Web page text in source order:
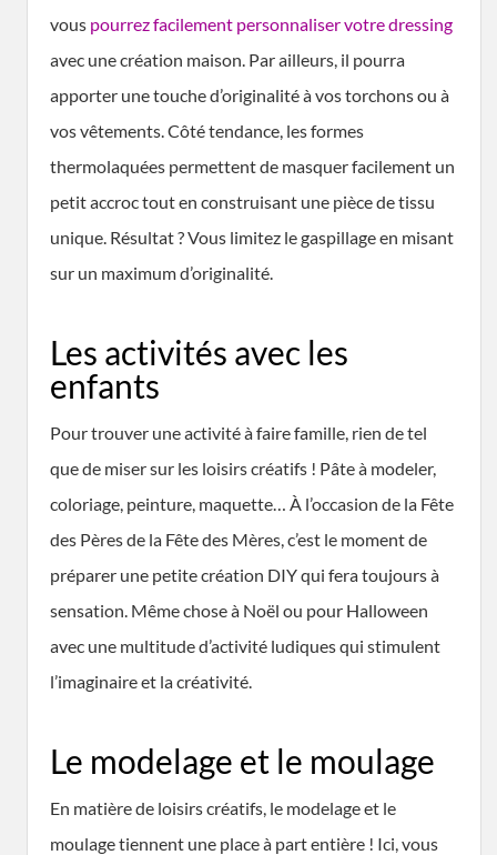
vous pourrez facilement personnaliser votre dressing
avec une création maison. Par ailleurs, il pourra
apporter une touche d’originalité à vos torchons ou à
vos vêtements. Côté tendance, les formes
thermolaquées permettent de masquer facilement un
petit accroc tout en construisant une pièce de tissu
unique. Résultat ? Vous limitez le gaspillage en misant
sur un maximum d’originalité.
Les activités avec les
enfants
Pour trouver une activité à faire famille, rien de tel
que de miser sur les loisirs créatifs ! Pâte à modeler,
coloriage, peinture, maquette… À l’occasion de la Fête
des Pères de la Fête des Mères, c’est le moment de
préparer une petite création DIY qui fera toujours à
sensation. Même chose à Noël ou pour Halloween
avec une multitude d’activité ludiques qui stimulent
l’imaginaire et la créativité.
Le modelage et le moulage
En matière de loisirs créatifs, le modelage et le
moulage tiennent une place à part entière ! Ici, vous